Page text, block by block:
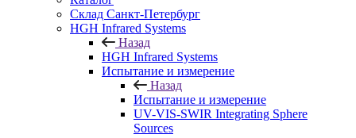
Cклад Санкт-Петербург
HGH Infrared Systems
Назад
HGH Infrared Systems
Испытание и измерение
Назад
Испытание и измерение
UV-VIS-SWIR Integrating Sphere
Sources